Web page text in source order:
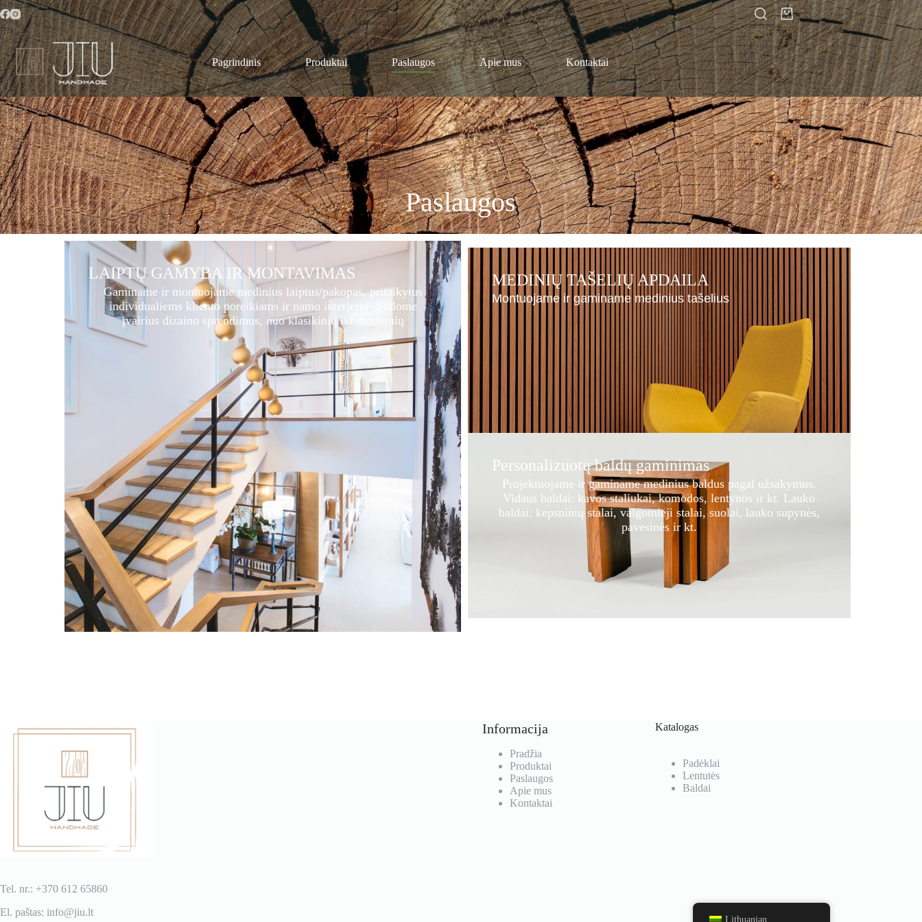
Pagrindinis Produktai Paslaugos Apie mus Kontaktai
Paslaugos
LAIPTŲ GAMYBA IR MONTAVIMAS
Gaminame ir montuojame medinius laiptus/pakopas, pritaikytus
individualiems kliento poreikiams ir namo interjerui. Siūlome
įvairius dizaino sprendimus, nuo klasikinių iki modernių
MEDINIŲ TAŠELIŲ APDAILA
Montuojame ir gaminamemedinius tašelius
Personalizuotų baldų gaminimas
Projektuojame ir gaminame medinius baldus pagal užsakymus.
Vidaus baldai: kavos staliukai, komodos, lentynos ir kt. Lauko
baldai: kepsninių stalai, valgomieji stalai, suolai, lauko supynės,
pavesinės ir kt.
Tel. nr.: +370 612 65860
El. paštas: info@jiu.lt
Informacija
Pradžia
Produktai
Paslaugos
Apie mus
Kontaktai
Katalogas
Padėklai
Lentutės
Baldai
Lithuanian